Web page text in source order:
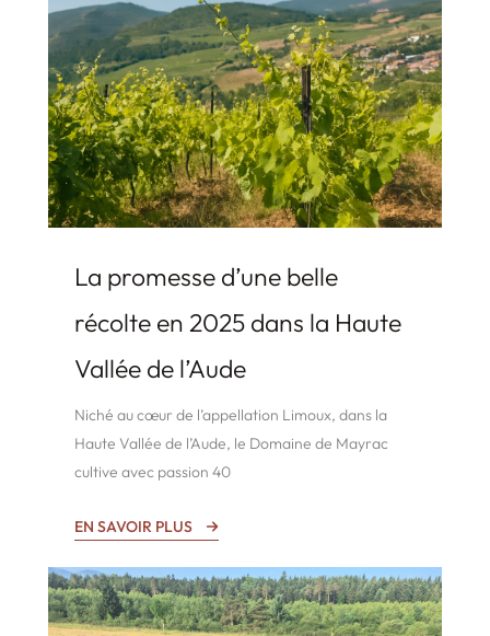
La promesse d’une belle
récolte en 2025 dans la Haute
Vallée de l’Aude
Niché au cœur de l’appellation Limoux, dans la
Haute Vallée de l’Aude, le Domaine de Mayrac
cultive avec passion 40
EN SAVOIR PLUS